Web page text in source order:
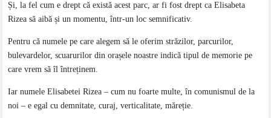
Și, la fel cum e drept că există acest parc, ar fi fost drept ca Elisabeta
Rizea să aibă și un momentu, într-un loc semnificativ.
Pentru că numele pe care alegem să le oferim străzilor, parcurilor,
bulevardelor, scuarurilor din orașele noastre indică tipul de memorie pe
care vrem să îl întreținem.
Iar numele Elisabetei Rizea – cum nu foarte multe, în comunismul de la
noi – e egal cu demnitate, curaj, verticalitate, măreție.